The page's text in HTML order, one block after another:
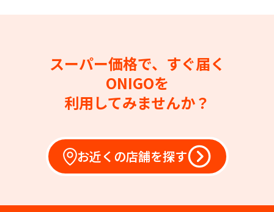
スーパー価格で、すぐ届く
ONIGOを
利用してみませんか？
お近くの店舗を探す